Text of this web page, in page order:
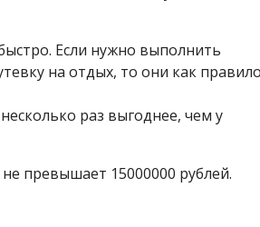
Если нужно выполнить
на отдых, то они как
раз выгоднее, чем у
превышает 15000000 рублей.